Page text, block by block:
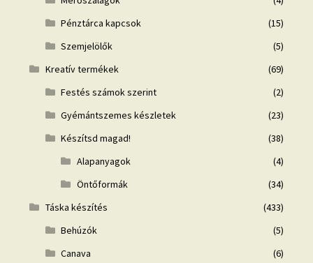
Pénztárca kapcsok
(15)
Szemjelölők
(5)
Kreatív termékek
(69)
Festés számok szerint
(2)
Gyémántszemes készletek
(23)
Készítsd magad!
(38)
Alapanyagok
(4)
Öntőformák
(34)
Táska készítés
(433)
Behúzók
(5)
Canava
(6)